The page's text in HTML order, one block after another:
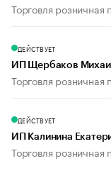
Торговля розничная
ДЕЙСТВУЕТ
ИП Щербаков
Торговля розничная
ДЕЙСТВУЕТ
ИП Калинина
Торговля розничная